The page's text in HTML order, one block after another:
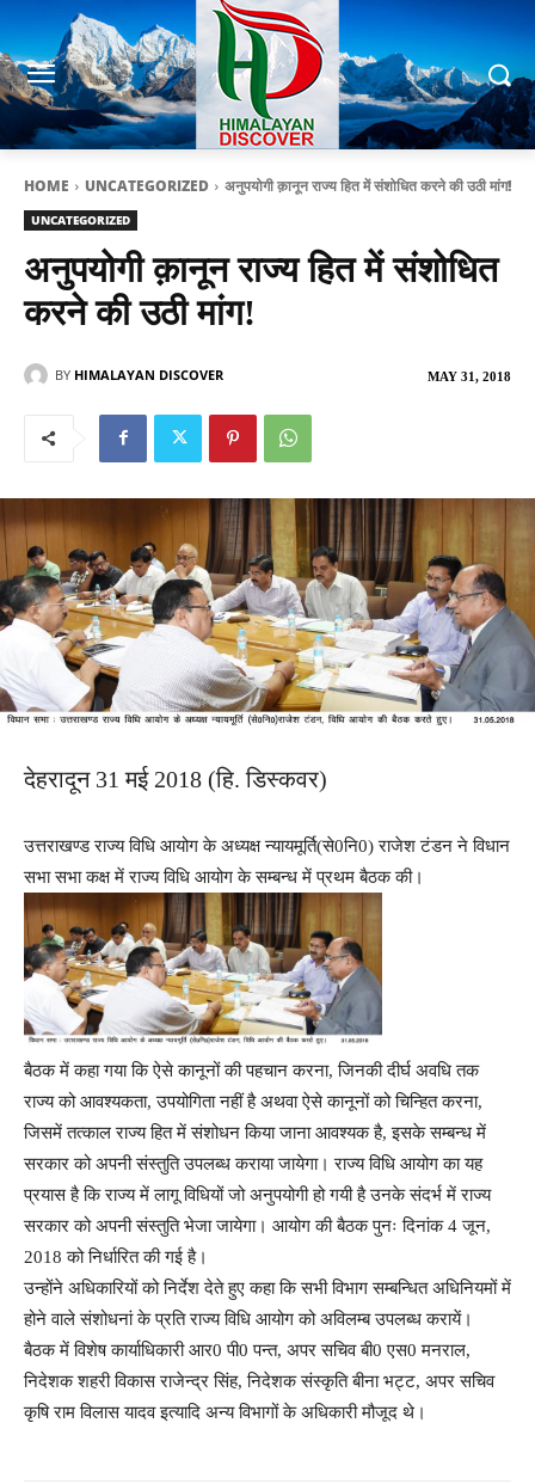
HOME UNCATEGORIZED अनुपयोगी क़ानून राज्य हित में संशोधित करने की उठी मांग!
UNCATEGORIZED
अनुपयोगी क़ानून राज्य हित में संशोधित
करने की उठी मांग!
MAY 31, 2018
BY HIMALAYAN DISCOVER
देहरादून 31 मई 2018 (हि. डिस्कवर)
उत्तराखण्ड राज्य विधि आयोग के अध्यक्ष न्यायमूर्ति(से0नि0) राजेश टंडन ने विधान
सभा सभा कक्ष में राज्य विधि आयोग के सम्बन्ध में प्रथम बैठक की।
बैठक में कहा गया कि ऐसे कानूनों की पहचान करना, जिनकी दीर्घ अवधि तक
राज्य को आवश्यकता, उपयोगिता नहीं है अथवा ऐसे कानूनों को चिन्हित करना,
जिसमें तत्काल राज्य हित में संशोधन किया जाना आवश्यक है, इसके सम्बन्ध में
सरकार को अपनी संस्तुति उपलब्ध कराया जायेगा। राज्य विधि आयोग का यह
प्रयास है कि राज्य में लागू विधियों जो अनुपयोगी हो गयी है उनके संदर्भ में राज्य
सरकार को अपनी संस्तुति भेजा जायेगा। आयोग की बैठक पुनः दिनांक 4 जून,
2018 को निर्धारित की गई है।
उन्होंने अधिकारियों को निर्देश देते हुए कहा कि सभी विभाग सम्बन्धित अधिनियमों में
होने वाले संशोधनां के प्रति राज्य विधि आयोग को अविलम्ब उपलब्ध करायें।
बैठक में विशेष कार्याधिकारी आर0 पी0 पन्त, अपर सचिव बी0 एस0 मनराल,
निदेशक शहरी विकास राजेन्द्र सिंह, निदेशक संस्कृति बीना भट्ट, अपर सचिव
कृषि राम विलास यादव इत्यादि अन्य विभागों के अधिकारी मौजूद थे।